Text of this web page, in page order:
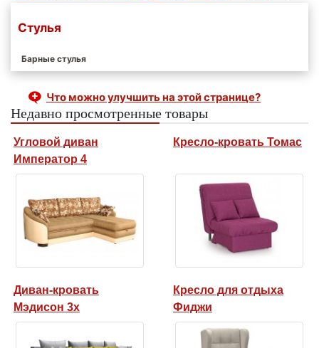
Стулья
Барные стулья
Что можно улучшить на этой странице?
Недавно просмотренные товары
Угловой диван
Император 4
Кресло-кровать Томас
Диван-кровать
Мэдисон 3х
Кресло для отдыха
Фиджи